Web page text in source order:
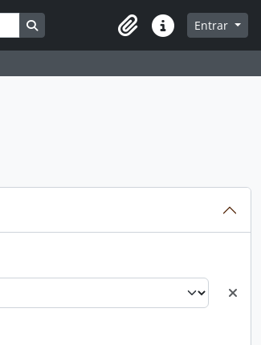
Busque na página de navegação
Atalhos Entrar